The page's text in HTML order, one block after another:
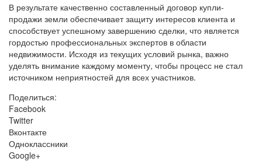
В результате качественно составленный договор купли-
продажи земли обеспечивает защиту интересов клиента и
способствует успешному завершению сделки, что является
гордостью профессиональных экспертов в области
недвижимости. Исходя из текущих условий рынка, важно
уделять внимание каждому моменту, чтобы процесс не стал
источником неприятностей для всех участников.
Поделиться:
Facebook
Twitter
Вконтакте
Одноклассники
Google+